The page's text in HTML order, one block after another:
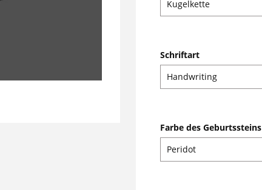
Schriftart
Farbe des Geburtssteins